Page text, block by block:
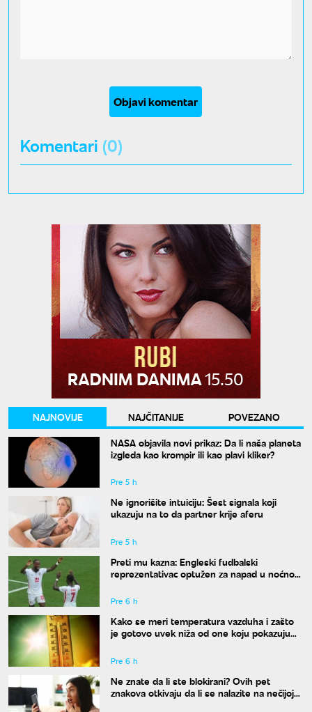
Objavi komentar
Komentari (0)
NAJNOVIJE NAJČITANIJE
POVEZANO
NASA objavila novi prikaz: Da li naša planeta
izgleda kao krompir ili kao plavi kliker?
Pre 5 h
Ne ignorišite intuiciju: Šest signala koji
ukazuju na to da partner krije aferu
Pre 5 h
Preti mu kazna: Engleski fudbalski
reprezentativac optužen za napad u noćnom
Pre 6 h
Kako se meri temperatura vazduha i zašto
je gotovo uvek niža od one koju pokazuju
Pre 6 h
Ne znate da li ste blokirani? Ovih pet
znakova otkivaju da li se nalazite na nečijoj